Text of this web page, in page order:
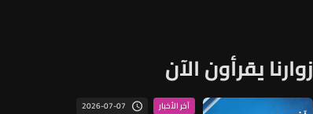
زوارنا يقرأون الآن
آخر الأخبار 2026-07-07